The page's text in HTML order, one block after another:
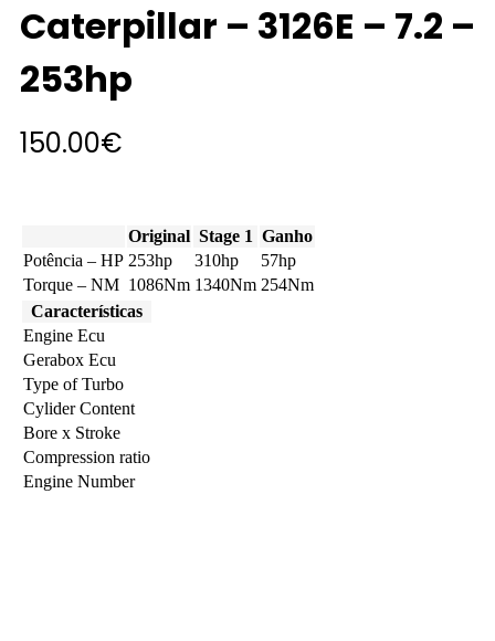
Caterpillar – 3126E – 7.2 –
253hp
150.00€
Original Stage 1 Ganho
Potência – HP 253hp 310hp
57hp
Torque – NM 1086Nm 1340Nm 254Nm
Características
Engine Ecu
Gerabox Ecu
Type of Turbo
Cylider Content
Bore x Stroke
Compression ratio
Engine Number